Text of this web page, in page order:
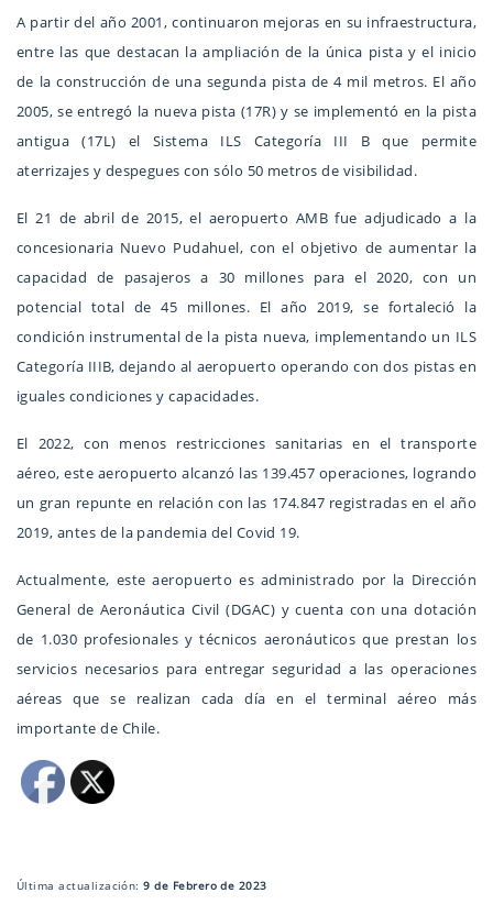
A partir del año 2001, continuaron mejoras en su infraestructura,
entre las que destacan la ampliación de la única pista y el inicio
de la construcción de una segunda pista de 4 mil metros. El año
2005, se entregó la nueva pista (17R) y se implementó en la pista
antigua (17L) el Sistema ILS Categoría III B que permite
aterrizajes y despegues con sólo 50 metros de visibilidad.
El 21 de abril de 2015, el aeropuerto AMB fue adjudicado a la
concesionaria Nuevo Pudahuel, con el objetivo de aumentar la
capacidad de pasajeros a 30 millones para el 2020, con un
potencial total de 45 millones. El año 2019, se fortaleció la
condición instrumental de la pista nueva, implementando un ILS
Categoría IIIB, dejando al aeropuerto operando con dos pistas en
iguales condiciones y capacidades.
El 2022, con menos restricciones sanitarias en el transporte
aéreo, este aeropuerto alcanzó las 139.457 operaciones, logrando
un gran repunte en relación con las 174.847 registradas en el año
2019, antes de la pandemia del Covid 19.
Actualmente, este aeropuerto es administrado por la Dirección
General de Aeronáutica Civil (DGAC) y cuenta con una dotación
de 1.030 profesionales y técnicos aeronáuticos que prestan los
servicios necesarios para entregar seguridad a las operaciones
aéreas que se realizan cada día en el terminal aéreo más
importante de Chile.
Última actualización:9 de Febrero de 2023